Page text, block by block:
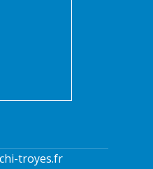
troyes.fr